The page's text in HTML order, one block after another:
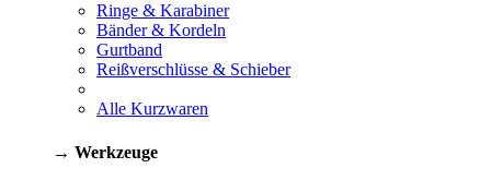
Ringe & Karabiner
Bänder & Kordeln
Gurtband
Reißverschlüsse & Schieber
Alle Kurzwaren
→ Werkzeuge